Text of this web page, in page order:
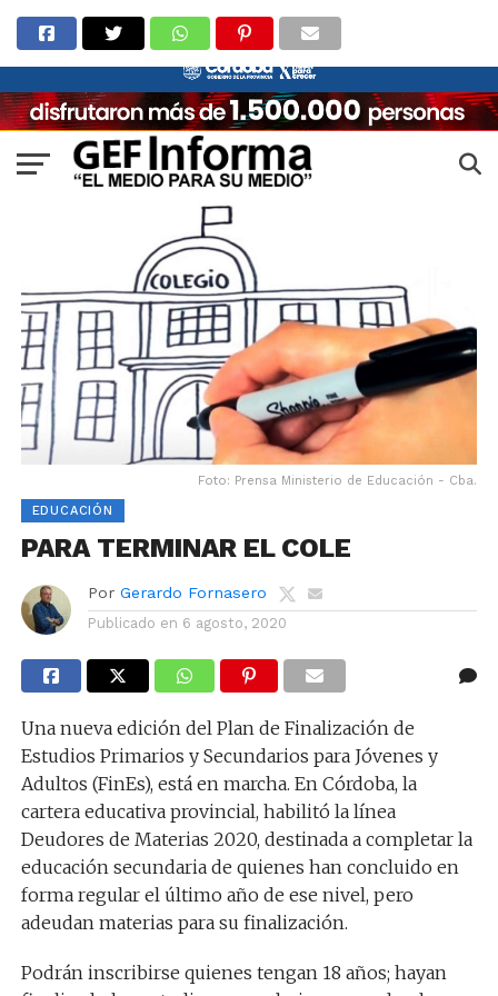
Foto: Prensa Ministerio de Educación - Cba.
EDUCACIÓN
PARA TERMINAR EL COLE
Por Gerardo Fornasero
Publicado en 6 agosto, 2020
Una nueva edición del Plan de Finalización de
Estudios Primarios y Secundarios para Jóvenes y
Adultos (FinEs), está en marcha. En Córdoba, la
cartera educativa provincial, habilitó la línea
Deudores de Materias 2020, destinada a completar la
educación secundaria de quienes han concluido en
forma regular el último año de ese nivel, pero
adeudan materias para su finalización.
Podrán inscribirse quienes tengan 18 años; hayan